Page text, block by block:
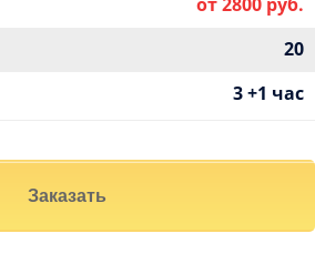
20
3 +1 час
Заказать